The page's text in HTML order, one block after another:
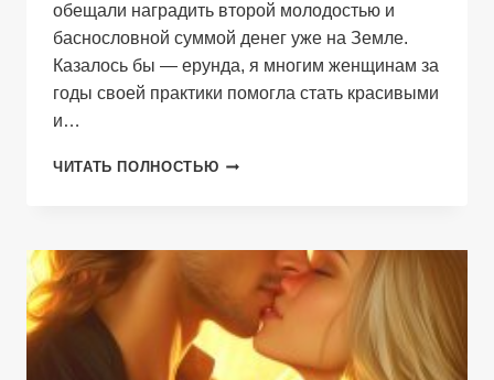
обещали наградить второй молодостью и
баснословной суммой денег уже на Земле.
Казалось бы — ерунда, я многим женщинам за
годы своей практики помогла стать красивыми
и…
ЧИТАТЬ ПОЛНОСТЬЮ ПОБЕДИТЕЛЬНИЦА